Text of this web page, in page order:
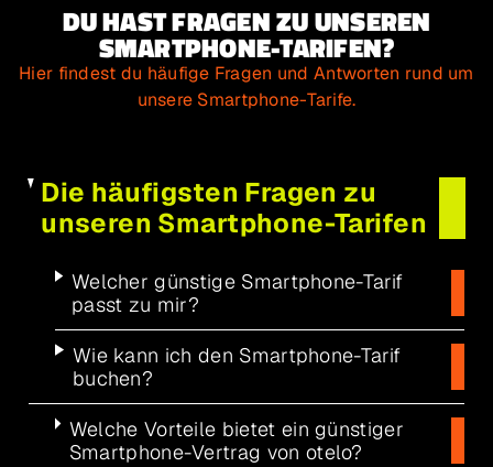
DU HAST FRAGEN ZU UNSEREN
SMARTPHONE-TARIFEN?
Hier findest du häufige Fragen und Antworten rund um
unsere Smartphone-Tarife.
Die häufigsten Fragen zu
unseren Smartphone-Tarifen
Welcher günstige Smartphone-Tarif
passt zu mir?
Wie kann ich den Smartphone-Tarif
buchen?
Welche Vorteile bietet ein günstiger
Smartphone-Vertrag von otelo?